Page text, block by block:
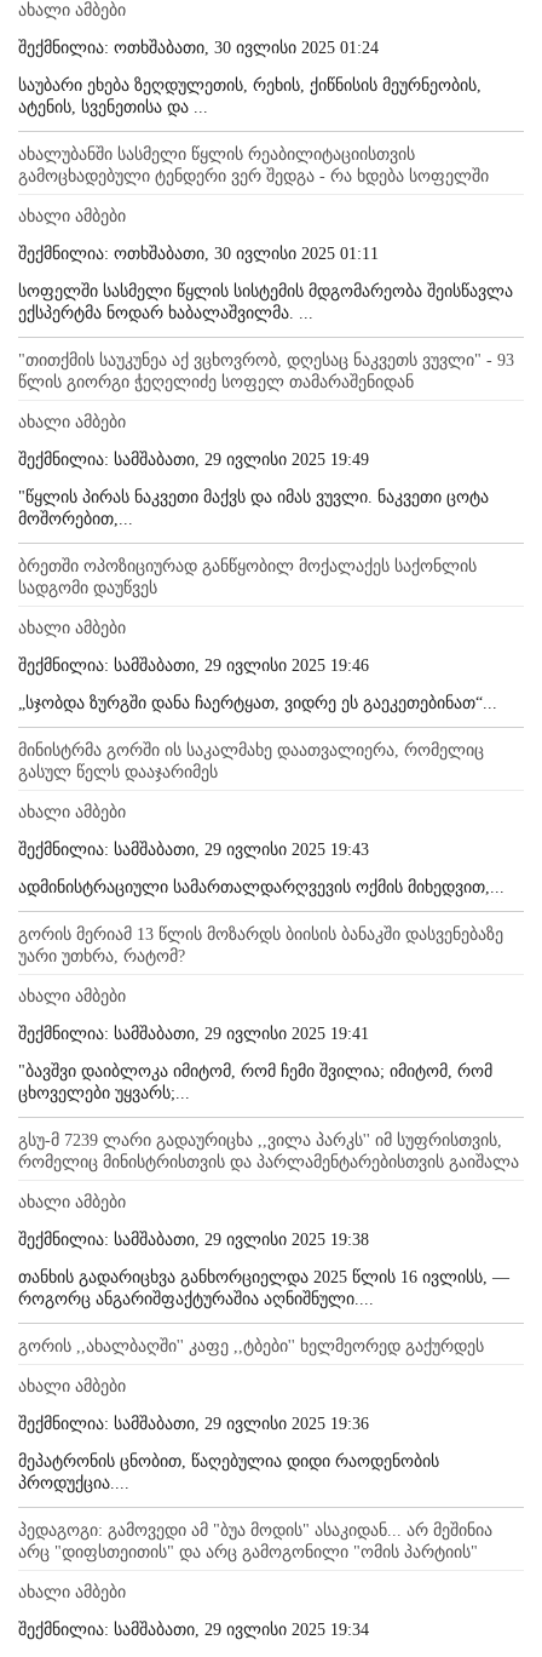
ახალი ამბები
შექმნილია: ოთხშაბათი, 30 ივლისი 2025 01:24
საუბარი ეხება ზეღდულეთის, რეხის, ქიწნისის მეურნეობის,
ატენის, სვენეთისა და ...
ახალუბანში სასმელი წყლის რეაბილიტაციისთვის
გამოცხადებული ტენდერი ვერ შედგა - რა ხდება სოფელში
ახალი ამბები
შექმნილია: ოთხშაბათი, 30 ივლისი 2025 01:11
სოფელში სასმელი წყლის სისტემის მდგომარეობა შეისწავლა
ექსპერტმა ნოდარ ხაბალაშვილმა. ...
"თითქმის საუკუნეა აქ ვცხოვრობ, დღესაც ნაკვეთს ვუვლი" - 93
წლის გიორგი ჭეღელიძე სოფელ თამარაშენიდან
ახალი ამბები
შექმნილია: სამშაბათი, 29 ივლისი 2025 19:49
"წყლის პირას ნაკვეთი მაქვს და იმას ვუვლი. ნაკვეთი ცოტა
მოშორებით,...
ბრეთში ოპოზიციურად განწყობილ მოქალაქეს საქონლის
სადგომი დაუწვეს
ახალი ამბები
შექმნილია: სამშაბათი, 29 ივლისი 2025 19:46
„სჯობდა ზურგში დანა ჩაერტყათ, ვიდრე ეს გაეკეთებინათ“...
მინისტრმა გორში ის საკალმახე დაათვალიერა, რომელიც
გასულ წელს დააჯარიმეს
ახალი ამბები
შექმნილია: სამშაბათი, 29 ივლისი 2025 19:43
ადმინისტრაციული სამართალდარღვევის ოქმის მიხედვით,...
გორის მერიამ 13 წლის მოზარდს ბიისის ბანაკში დასვენებაზე
უარი უთხრა, რატომ?
ახალი ამბები
შექმნილია: სამშაბათი, 29 ივლისი 2025 19:41
"ბავშვი დაიბლოკა იმიტომ, რომ ჩემი შვილია; იმიტომ, რომ
ცხოველები უყვარს;...
გსუ-მ 7239 ლარი გადაურიცხა ,,ვილა პარკს'' იმ სუფრისთვის,
რომელიც მინისტრისთვის და პარლამენტარებისთვის გაიშალა
ახალი ამბები
შექმნილია: სამშაბათი, 29 ივლისი 2025 19:38
თანხის გადარიცხვა განხორციელდა 2025 წლის 16 ივლისს, —
როგორც ანგარიშფაქტურაშია აღნიშნული....
გორის ,,ახალბაღში'' კაფე ,,ტბები'' ხელმეორედ გაქურდეს
ახალი ამბები
შექმნილია: სამშაბათი, 29 ივლისი 2025 19:36
მეპატრონის ცნობით, წაღებულია დიდი რაოდენობის
პროდუქცია....
პედაგოგი: გამოვედი ამ "ბუა მოდის" ასაკიდან... არ მეშინია
არც "დიფსთეითის" და არც გამოგონილი "ომის პარტიის"
ახალი ამბები
შექმნილია: სამშაბათი, 29 ივლისი 2025 19:34